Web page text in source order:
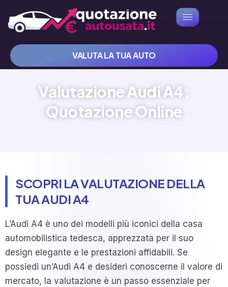
VALUTA LA TUA AUTO
Valutazione Audi A4:
Quotazione Online
SCOPRI LA VALUTAZIONE DELLA
TUA AUDI A4
L’Audi A4 è uno dei modelli più iconici della casa
automobilistica tedesca, apprezzata per il suo
design elegante e le prestazioni affidabili. Se
possiedi un’Audi A4 e desideri conoscerne il valore di
mercato, la valutazione è un passo essenziale per